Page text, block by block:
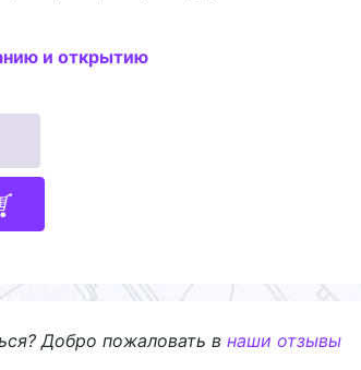
и открытию
Добро пожаловать в наши отзывы